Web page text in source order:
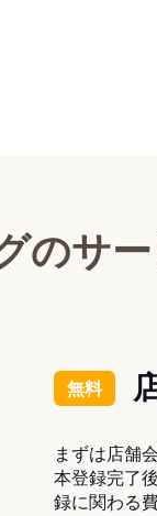
のサ
無料
まずは店舗
本登録完了
録に関わる